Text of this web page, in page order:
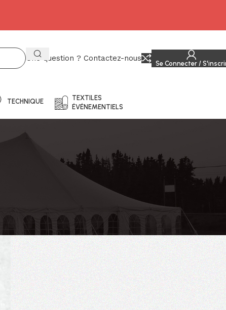
Une question ? Contactez-nous
Se Connecter /
TECHNIQUE
TEXTILES
ÉVÉNEMENTIELS